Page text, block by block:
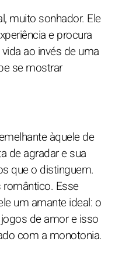
muito sonhador. Ele
e procura
ao invés de uma
se mostrar
àquele de
de agradar e sua
que o distinguem.
romântico. Esse
um amante ideal: o
de amor e isso
com a monotonia.